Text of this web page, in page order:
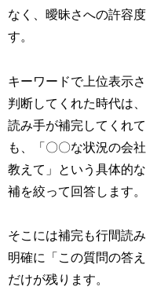
なく、曖昧さへの許容
す。
キーワードで上位表示
判断してくれた時代は
読み手が補完してくれ
も、「〇〇な状況の会
教えて」という具体的
補を絞って回答します。
そこには補完も行間読
明確に「この質問の答
だけが残ります。